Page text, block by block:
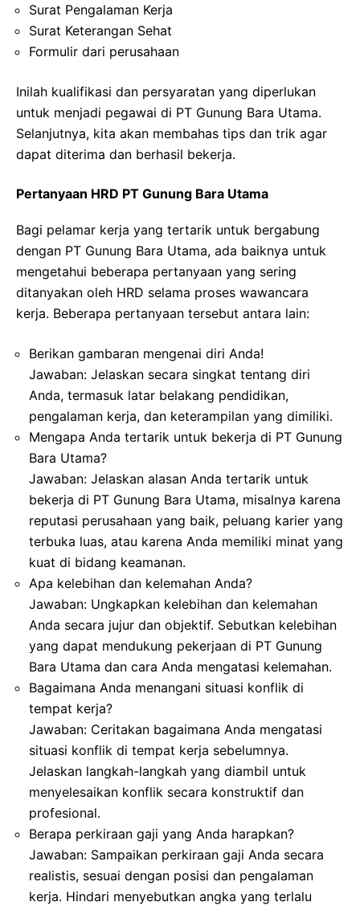
Surat Pengalaman Kerja
Surat Keterangan Sehat
Formulir dari perusahaan
Inilah kualifikasi dan persyaratan yang diperlukan
untuk menjadi pegawai di PT Gunung Bara Utama.
Selanjutnya, kita akan membahas tips dan trik agar
dapat diterima dan berhasil bekerja.
Pertanyaan HRD PT Gunung Bara Utama
Bagi pelamar kerja yang tertarik untuk bergabung
dengan PT Gunung Bara Utama, ada baiknya untuk
mengetahui beberapa pertanyaan yang sering
ditanyakan oleh HRD selama proses wawancara
kerja. Beberapa pertanyaan tersebut antara lain:
Berikan gambaran mengenai diri Anda!
Jawaban: Jelaskan secara singkat tentang diri
Anda, termasuk latar belakang pendidikan,
pengalaman kerja, dan keterampilan yang dimiliki.
Mengapa Anda tertarik untuk bekerja di PT Gunung
Bara Utama?
Jawaban: Jelaskan alasan Anda tertarik untuk
bekerja di PT Gunung Bara Utama, misalnya karena
reputasi perusahaan yang baik, peluang karier yang
terbuka luas, atau karena Anda memiliki minat yang
kuat di bidang keamanan.
Apa kelebihan dan kelemahan Anda?
Jawaban: Ungkapkan kelebihan dan kelemahan
Anda secara jujur dan objektif. Sebutkan kelebihan
yang dapat mendukung pekerjaan di PT Gunung
Bara Utama dan cara Anda mengatasi kelemahan.
Bagaimana Anda menangani situasi konflik di
tempat kerja?
Jawaban: Ceritakan bagaimana Anda mengatasi
situasi konflik di tempat kerja sebelumnya.
Jelaskan langkah-langkah yang diambil untuk
menyelesaikan konflik secara konstruktif dan
profesional.
Berapa perkiraan gaji yang Anda harapkan?
Jawaban: Sampaikan perkiraan gaji Anda secara
realistis, sesuai dengan posisi dan pengalaman
kerja. Hindari menyebutkan angka yang terlalu